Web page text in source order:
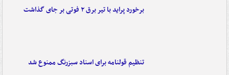
برخورد پراید با تیر برق ۲ فوتی بر جای گذاشت
تنظیم قولنامه برای اسناد سبزرنگ ممنوع شد